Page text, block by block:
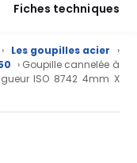
Fiches techniques
› Les goupilles acier
›
› Goupille cannelée à
ISO 8742 4mm X